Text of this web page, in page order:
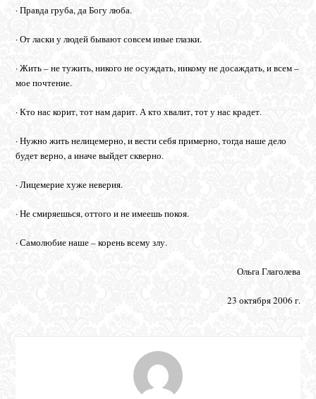
· Правда груба, да Богу люба.
· От ласки у людей бывают совсем иные глазки.
· Жить – не тужить, никого не осуждать, никому не досаждать, и всем –
мое почтение.
· Кто нас корит, тот нам дарит. А кто хвалит, тот у нас крадет.
· Нужно жить нелицемерно, и вести себя примерно, тогда наше дело
будет верно, а иначе выйдет скверно.
· Лицемерие хуже неверия.
· Не смиряешься, оттого и не имеешь покоя.
· Самолюбие наше – корень всему злу.
Ольга Глаголева
23 октября 2006 г.